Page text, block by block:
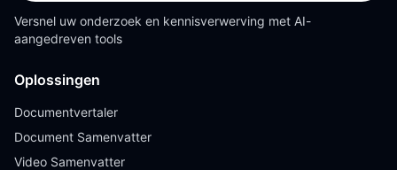
Versnel uw onderzoek en kennisverwerving met AI-
aangedreven tools
Oplossingen
Documentvertaler
Document Samenvatter
Video Samenvatter